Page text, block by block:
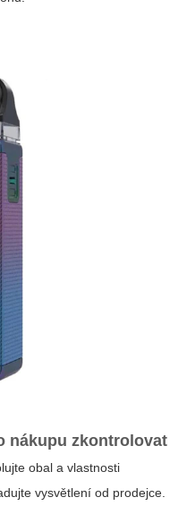
nákupu zkontrolovat
obal a vlastnosti
vysvětlení od prodejce.